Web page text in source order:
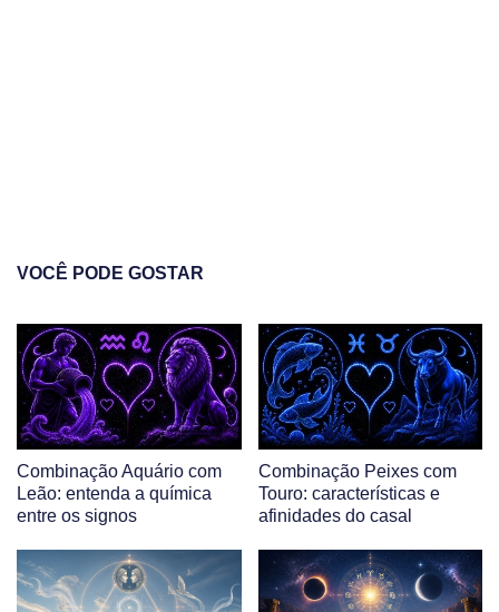
VOCÊ PODE GOSTAR
Combinação Aquário com
Leão: entenda a química
entre os signos
Combinação Peixes com
Touro: características e
afinidades do casal